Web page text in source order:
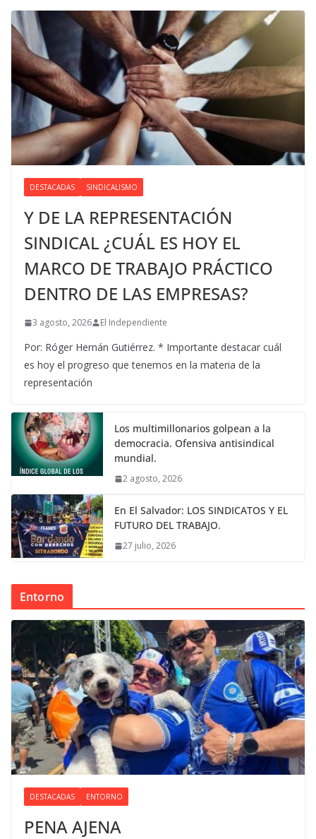
DESTACADAS SINDICALISMO
Y DE LA REPRESENTACIÓN
SINDICAL ¿CUÁL ES HOY EL
MARCO DE TRABAJO PRÁCTICO
DENTRO DE LAS EMPRESAS?
3 agosto, 2026 El Independiente
Por: Róger Hernán Gutiérrez. * Importante destacar cuál
es hoy el progreso que tenemos en la materia de la
representación
Los multimillonarios golpean a la
democracia. Ofensiva antisindical
mundial.
2 agosto, 2026
En El Salvador: LOS SINDICATOS Y EL
FUTURO DEL TRABAJO.
27 julio, 2026
Entorno
DESTACADAS ENTORNO
PENA AJENA